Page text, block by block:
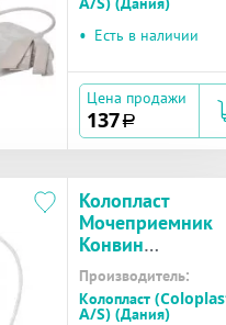
• Есть в наличии
Цена продажи
137a
Колопласт
Мочеприемник
Конвин
Секьюрити+
ножной со
трубка 50 см,
Производитель:
Колопласт
A/S) (Дания)